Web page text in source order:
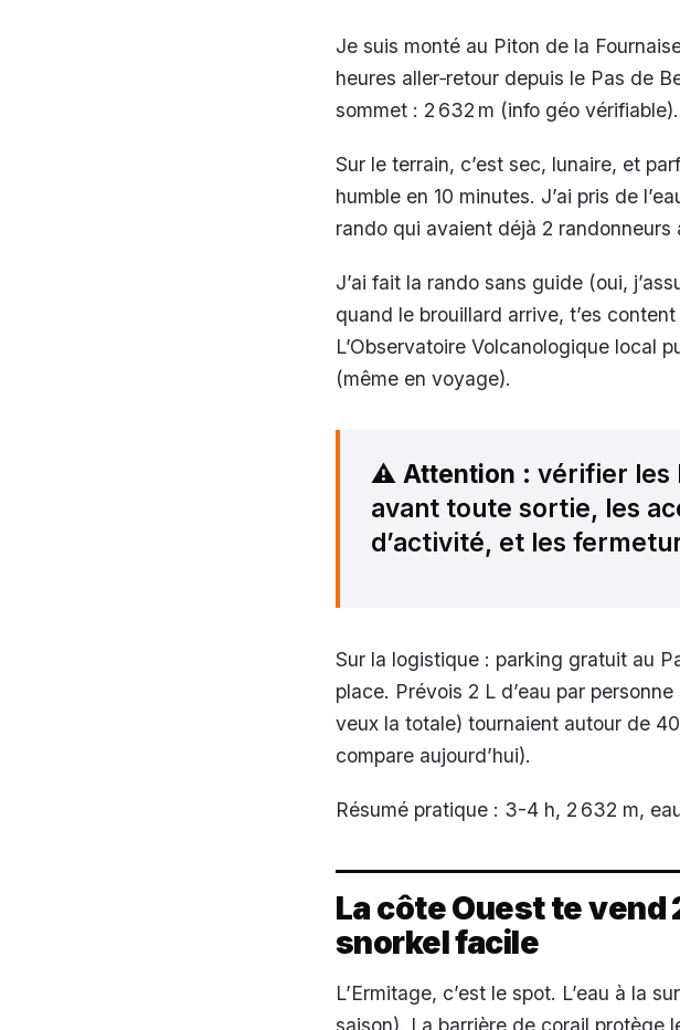
Je suis monté au Piton de la
heures aller‑retour depuis le Pas de
sommet : 2 632 m (info géo vérifiable).
Sur le terrain, c’est sec, lunaire, et
humble en 10 minutes. J’ai pris de
rando qui avaient déjà 2 randonneurs
J’ai fait la rando sans guide (oui,
quand le brouillard arrive, t’es
L’Observatoire Volcanologique local
(même en voyage).
⚠️ Attention : vérifier les
avant toute sortie, les
d’activité, et les
Sur la logistique : parking gratuit au
place. Prévois 2 L d’eau par
veux la totale) tournaient autour de
compare aujourd’hui).
Résumé pratique : 3-4 h, 2 632 m,
La côte Ouest te vend
snorkel facile
L’Ermitage, c’est le spot. L’eau à la
saison). La barrière de corail protège